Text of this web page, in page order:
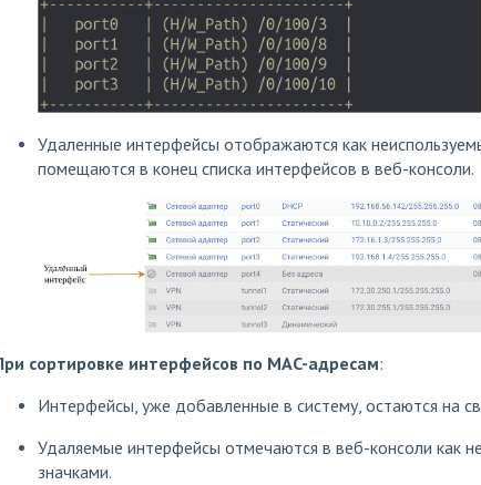
Удаленные интерфейсы отображаются как
помещаются в конец списка интерфейсов в веб-консоли.
сортировке интерфейсов по MAC-адресам:
Интерфейсы, уже добавленные в систему, остаются на
Удаляемые интерфейсы отмечаются в веб-консоли как
значками.